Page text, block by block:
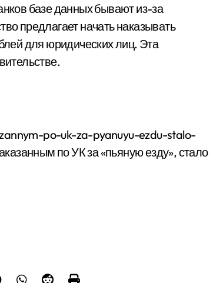
базе данных бывают из-за
предлагает начать наказывать
для юридических лиц. Эта
po-uk-za-pyanuyu-ezdu-stalo-
по УК за «пьяную езду», стало